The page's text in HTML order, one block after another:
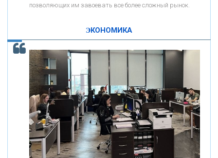
ОНАС
КОНТАКТЫ
К ак Система быстрых платежей за пять лет
позволяющих им завоевать все более сложный рынок.
ЭКОНОМИКА